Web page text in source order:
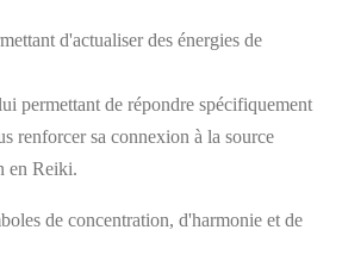
d'actualiser des énergies de
permettant de répondre spécifiquement
renforcer sa connexion à la source
en Reiki.
de concentration, d'harmonie et de